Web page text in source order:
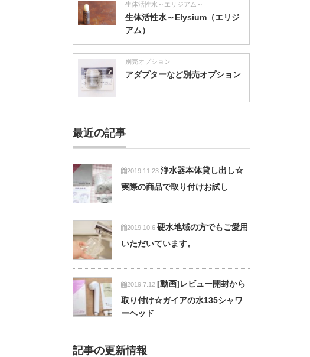
生体活性水～エリジアム～
生体活性水～Elysium（エリジ
アム）
別売オプション
アダプターなど別売オプション
最近の記事
2019.11.23 浄水器本体貸し出し☆
実際の商品で取り付けお試し
2019.10.6 硬水地域の方でもご愛用
いただいています。
2019.7.12 [動画]レビュー開封から
取り付け☆ガイアの水135シャワ
ーヘッド
記事の更新情報